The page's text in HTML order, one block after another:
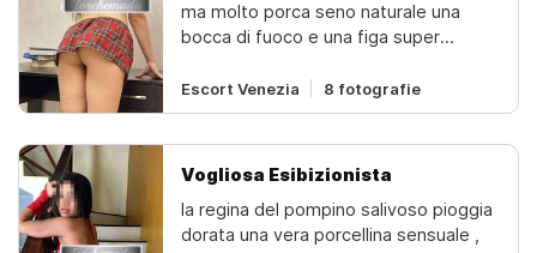
ma molto porca seno naturale una
bocca di fuoco e una figa super
preliminari da urlo sei stanco,
stressato, annoiato? goditi un
tante coccole bellissima senza
limiteun fascino speciale una dolcezza
infinita bella delicata irresistibile già
dalla primatelefonata reale x sono
Escort Venezia 8 fotografie
Vogliosa Esibizionista
la regina del pompino salivoso pioggia
dorata una vera porcellina sensuale ,